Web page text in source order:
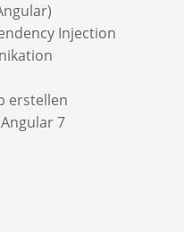
Injection
erstellen
7